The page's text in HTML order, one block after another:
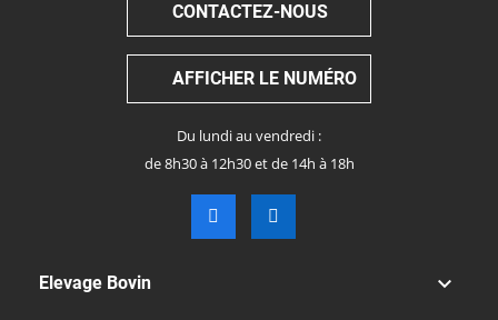
CONTACTEZ-NOUS
AFFICHER LE NUMÉRO
Du lundi au vendredi :
de 8h30 à 12h30 et de 14h à 18h
Elevage Bovin 